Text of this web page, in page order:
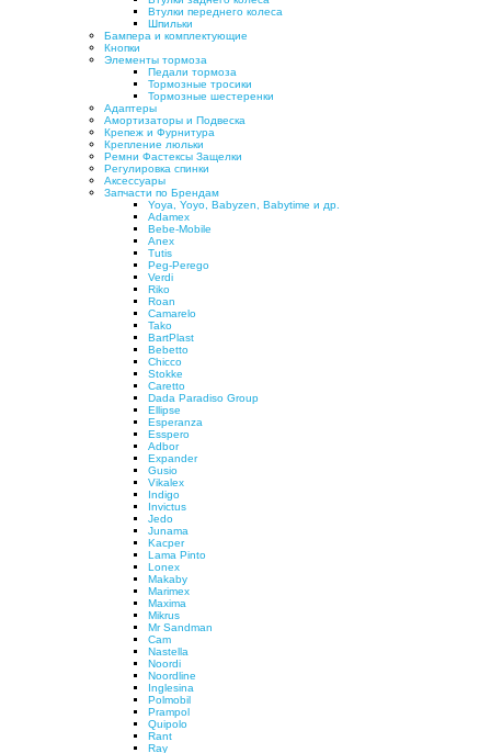
Втулки переднего колеса
Шпильки
Бампера и комплектующие
Кнопки
Элементы тормоза
Педали тормоза
Тормозные тросики
Тормозные шестеренки
Адаптеры
Амортизаторы и Подвеска
Крепеж и Фурнитура
Крепление люльки
Ремни Фастексы Защелки
Регулировка спинки
Аксессуары
Запчасти по Брендам
Yoya, Yoyo, Babyzen, Babytime и др.
Adamex
Bebe-Mobile
Anex
Tutis
Peg-Perego
Verdi
Riko
Roan
Camarelo
Tako
BartPlast
Bebetto
Chicco
Stokke
Caretto
Dada Paradiso Group
Ellipse
Esperanza
Esspero
Adbor
Expander
Gusio
Vikalex
Indigo
Invictus
Jedo
Junama
Kacper
Lama Pinto
Lonex
Makaby
Marimex
Maxima
Mikrus
Mr Sandman
Cam
Nastella
Noordi
Noordline
Inglesina
Polmobil
Prampol
Quipolo
Rant
Ray